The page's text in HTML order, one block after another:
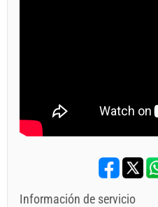
Información de servicio